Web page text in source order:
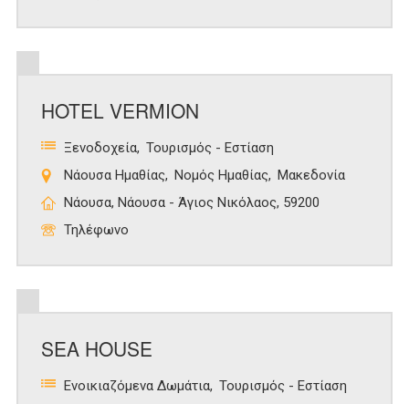
HOTEL VERMION
Ξενοδοχεία Τουρισμός - Εστίαση
Νάουσα Ημαθίας
Νομός Ημαθίας
Μακεδονία
Νάουσα, Νάουσα - Άγιος Νικόλαος, 59200
Τηλέφωνο
SEA HOUSE
Ενοικιαζόμενα Δωμάτια Τουρισμός - Εστίαση